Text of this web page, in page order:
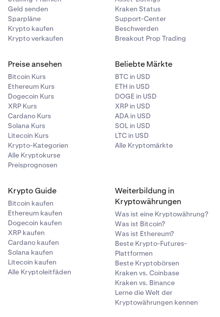
SONDERSCHÄDEN ODER ENTGANGENE GEWINNE
GELTEND ZU MACHEN; UND (3) IHRE RECHTSBEHELFE
SIND AUSSCHLIESSLICH AUF EINEN ANSPRUCH AUF
SCHADENSERSATZ IN GELD BESCHRÄNKT.
Streitbeilegung und anwendbares Recht richten sich
nach den für Sie geltenden Kraken-
Nutzungsbedingungen, die sich nach Ihrem
Wohnsitzstaat bestimmen: EWR-Ansässige:
https://www.kraken.com/legal/eea-terms
(einschließlich Abschnitt 15). Alle sonstigen
berechtigten Ansässigen:
https://www.kraken.com/legal/global-terms.
Durch Ihre Teilnahme stimmen Sie diesen
Kraken anwendbar sind. Falls Sie nicht sicher sind,
welche Nutzungsbedingungen für Sie gelten,
besuchen Sie bitte
https://www.kraken.com/legal
Geld senden
Sparpläne
Krypto kaufen
Krypto verkaufen
Kraken Status
Support-Center
Beschwerden
Breakout Prop Trading
Preise ansehen
Bitcoin Kurs
Ethereum Kurs
Dogecoin Kurs
XRP Kurs
Cardano Kurs
Solana Kurs
Litecoin Kurs
Krypto-Kategorien
Alle Kryptokurse
Preisprognosen
Beliebte Märkte
BTC in USD
ETH in USD
DOGE in USD
XRP in USD
ADA in USD
SOL in USD
LTC in USD
Alle Kryptomärkte
Krypto Guide
Bitcoin kaufen
Ethereum kaufen
Dogecoin kaufen
XRP kaufen
Cardano kaufen
Solana kaufen
Litecoin kaufen
Alle Kryptoleitfäden
Weiterbildung in
Kryptowährungen
Was ist eine Kryptowährung?
Was ist Bitcoin?
Was ist Ethereum?
Beste Krypto-Futures-
Plattformen
Beste Kryptobörsen
Kraken vs. Coinbase
Kraken vs. Binance
Lerne die Welt der
Kryptowährungen kennen